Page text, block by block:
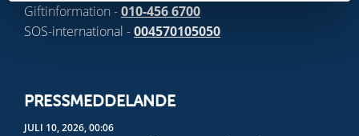
Giftinformation -010-456 6700
SOS-international -004570105050
PRESSMEDDELANDE
JULI 10, 2026, 00:06